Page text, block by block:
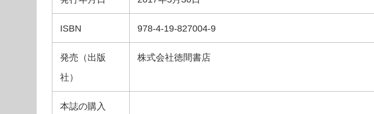
ISBN 978-4-19-827004-9
発売（出版
社）
株式会社徳間書店
本誌の購入